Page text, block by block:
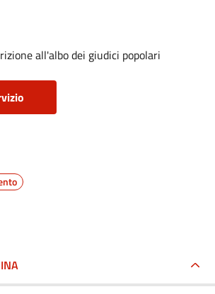
all'albo dei giudici popolari